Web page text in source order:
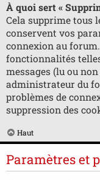
À quoi sert «
Cela supprime tous
conservent vos
connexion au
fonctionnalités
messages (lu ou
administrateur du
problèmes de
suppression des
Haut
Paramètres et